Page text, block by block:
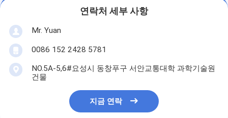
연락처 세부 사항
Mr. Yuan
0086 152 2428 5781
NO.5A-5,6#요성시 동창푸구 서안교통대학 과학기술원
건물
지금 연락